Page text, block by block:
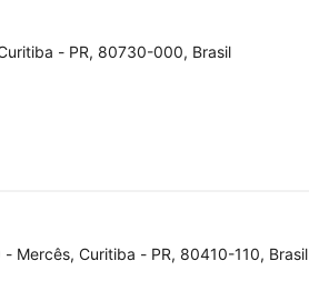
- PR, 80730-000, Brasil
Mercês, Curitiba - PR, 80410-110, Brasil